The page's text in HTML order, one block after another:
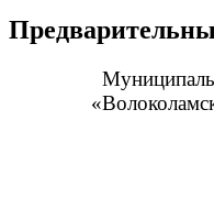
Муниципальное
«Волоколамская